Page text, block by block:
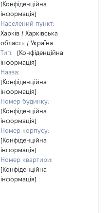
[Конфіденційна
інформація]
Населений пункт:
Харків / Харківська
область / Україна
Тип:
[Конфіденційна
інформація]
Назва:
[Конфіденційна
інформація]
Номер будинку:
[Конфіденційна
інформація]
Номер корпусу:
[Конфіденційна
інформація]
Номер квартири:
[Конфіденційна
інформація]